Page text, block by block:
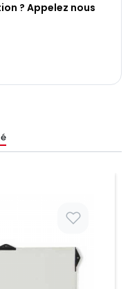
? Appelez nous